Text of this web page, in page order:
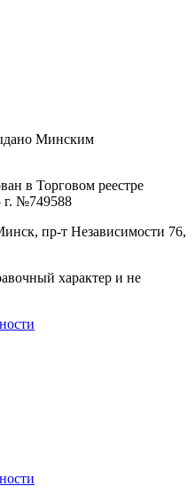
Минским
в Торговом реестре
г. №749588
пр-т Независимости 76,
характер и не